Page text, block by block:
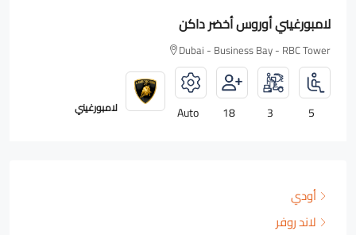
رولز رويس Wraith
Dubai - Business Bay - RBC Tower
4
2
18
Auto رولزرويس
أودي
لاند روفر